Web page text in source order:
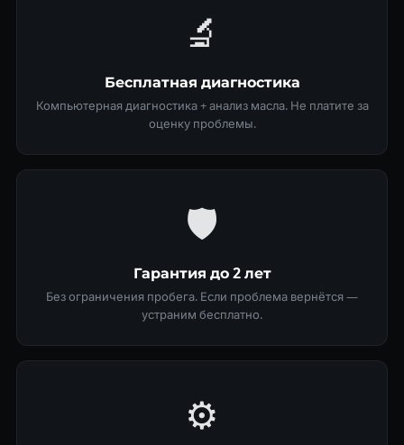
🔬
Бесплатная диагностика
Компьютерная диагностика + анализ масла. Не платите за
оценку проблемы.
🛡
Гарантия до 2 лет
Без ограничения пробега. Если проблема вернётся —
устраним бесплатно.
⚙️